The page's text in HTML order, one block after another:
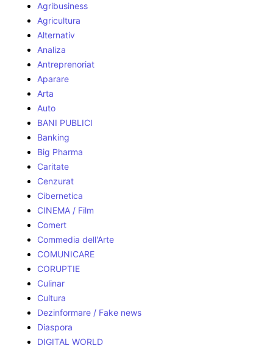
Agribusiness
Agricultura
Alternativ
Analiza
Antreprenoriat
Aparare
Arta
Auto
BANI PUBLICI
Banking
Big Pharma
Caritate
Cenzurat
Cibernetica
CINEMA / Film
Comert
Commedia dell'Arte
COMUNICARE
CORUPTIE
Culinar
Cultura
Dezinformare / Fake news
Diaspora
DIGITAL WORLD